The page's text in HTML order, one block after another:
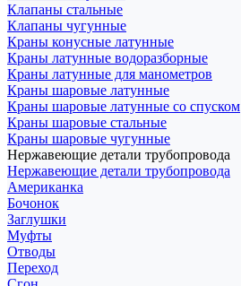
Клапаны стальные
Клапаны чугунные
Краны конусные латунные
Краны латунные водоразборные
Краны латунные для манометров
Краны шаровые латунные
Краны шаровые латунные со спуском
Краны шаровые стальные
Краны шаровые чугунные
Нержавеющие детали трубопровода
Нержавеющие детали трубопровода
Американка
Бочонок
Заглушки
Муфты
Отводы
Переход